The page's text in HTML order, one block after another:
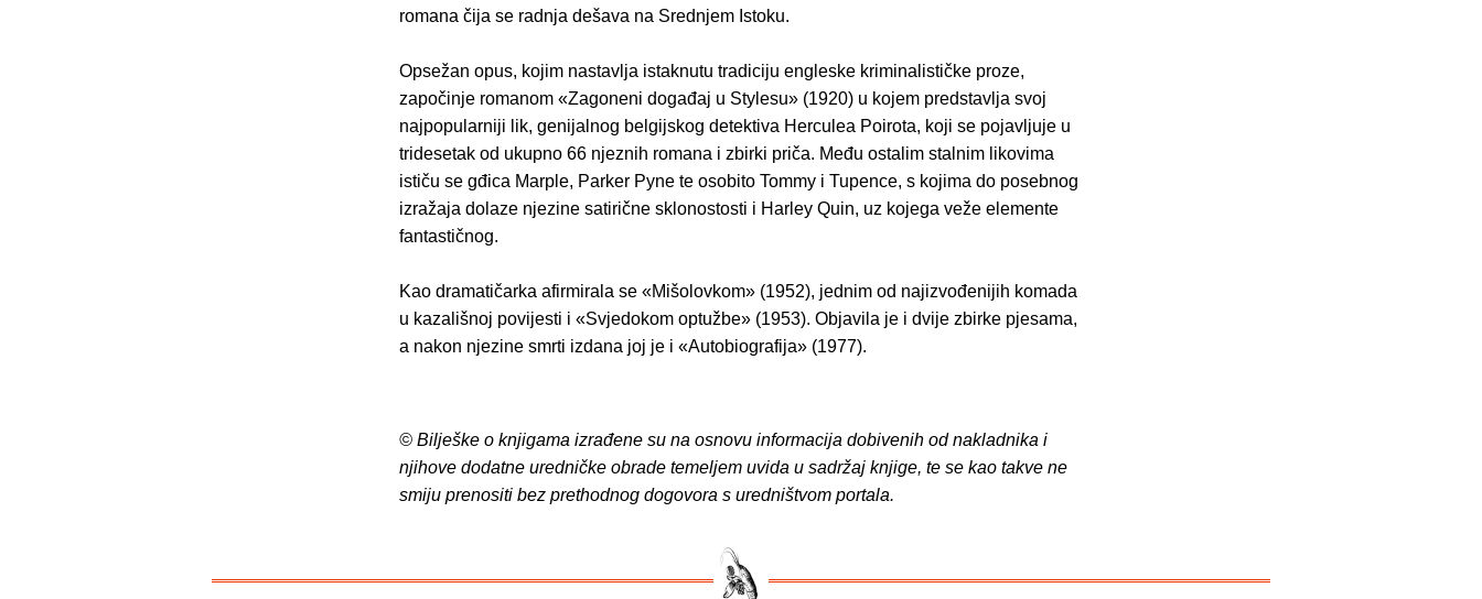
romana čija se radnja dešava na Srednjem Istoku.
Opsežan opus, kojim nastavlja istaknutu tradiciju engleske kriminalističke proze,
započinje romanom «Zagoneni događaj u Stylesu» (1920) u kojem predstavlja svoj
najpopularniji lik, genijalnog belgijskog detektiva Herculea Poirota, koji se pojavljuje u
tridesetak od ukupno 66 njeznih romana i zbirki priča. Među ostalim stalnim likovima
ističu se gđica Marple, Parker Pyne te osobito Tommy i Tupence, s kojima do posebnog
izražaja dolaze njezine satirične sklonostosti i Harley Quin, uz kojega veže elemente
fantastičnog.
Kao dramatičarka afirmirala se «Mišolovkom» (1952), jednim od najizvođenijih komada
u kazališnoj povijesti i «Svjedokom optužbe» (1953). Objavila je i dvije zbirke pjesama,
a nakon njezine smrti izdana joj je i «Autobiografija» (1977).
© Bilješke o knjigama izrađene su na osnovu informacija dobivenih od nakladnika i
njihove dodatne uredničke obrade temeljem uvida u sadržaj knjige, te se kao takve ne
smiju prenositi bez prethodnog dogovora s uredništvom portala.